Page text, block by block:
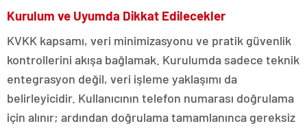
Kurulum ve Uyumda Dikkat Edilecekler
KVKK kapsamı, veri minimizasyonu ve pratik güvenlik
kontrollerini akışa bağlamak. Kurulumda sadece teknik
entegrasyon değil, veri işleme yaklaşımı da
belirleyicidir. Kullanıcının telefon numarası doğrulama
için alınır; ardından doğrulama tamamlanınca gereksiz